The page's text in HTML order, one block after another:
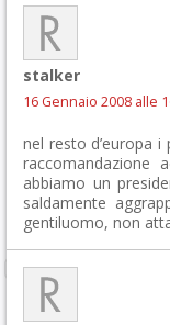
stalker
16 Gennaio 2008 alle
nel resto d’europa
raccomandazione
abbiamo un
saldamente
gentiluomo, non